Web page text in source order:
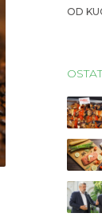
OD